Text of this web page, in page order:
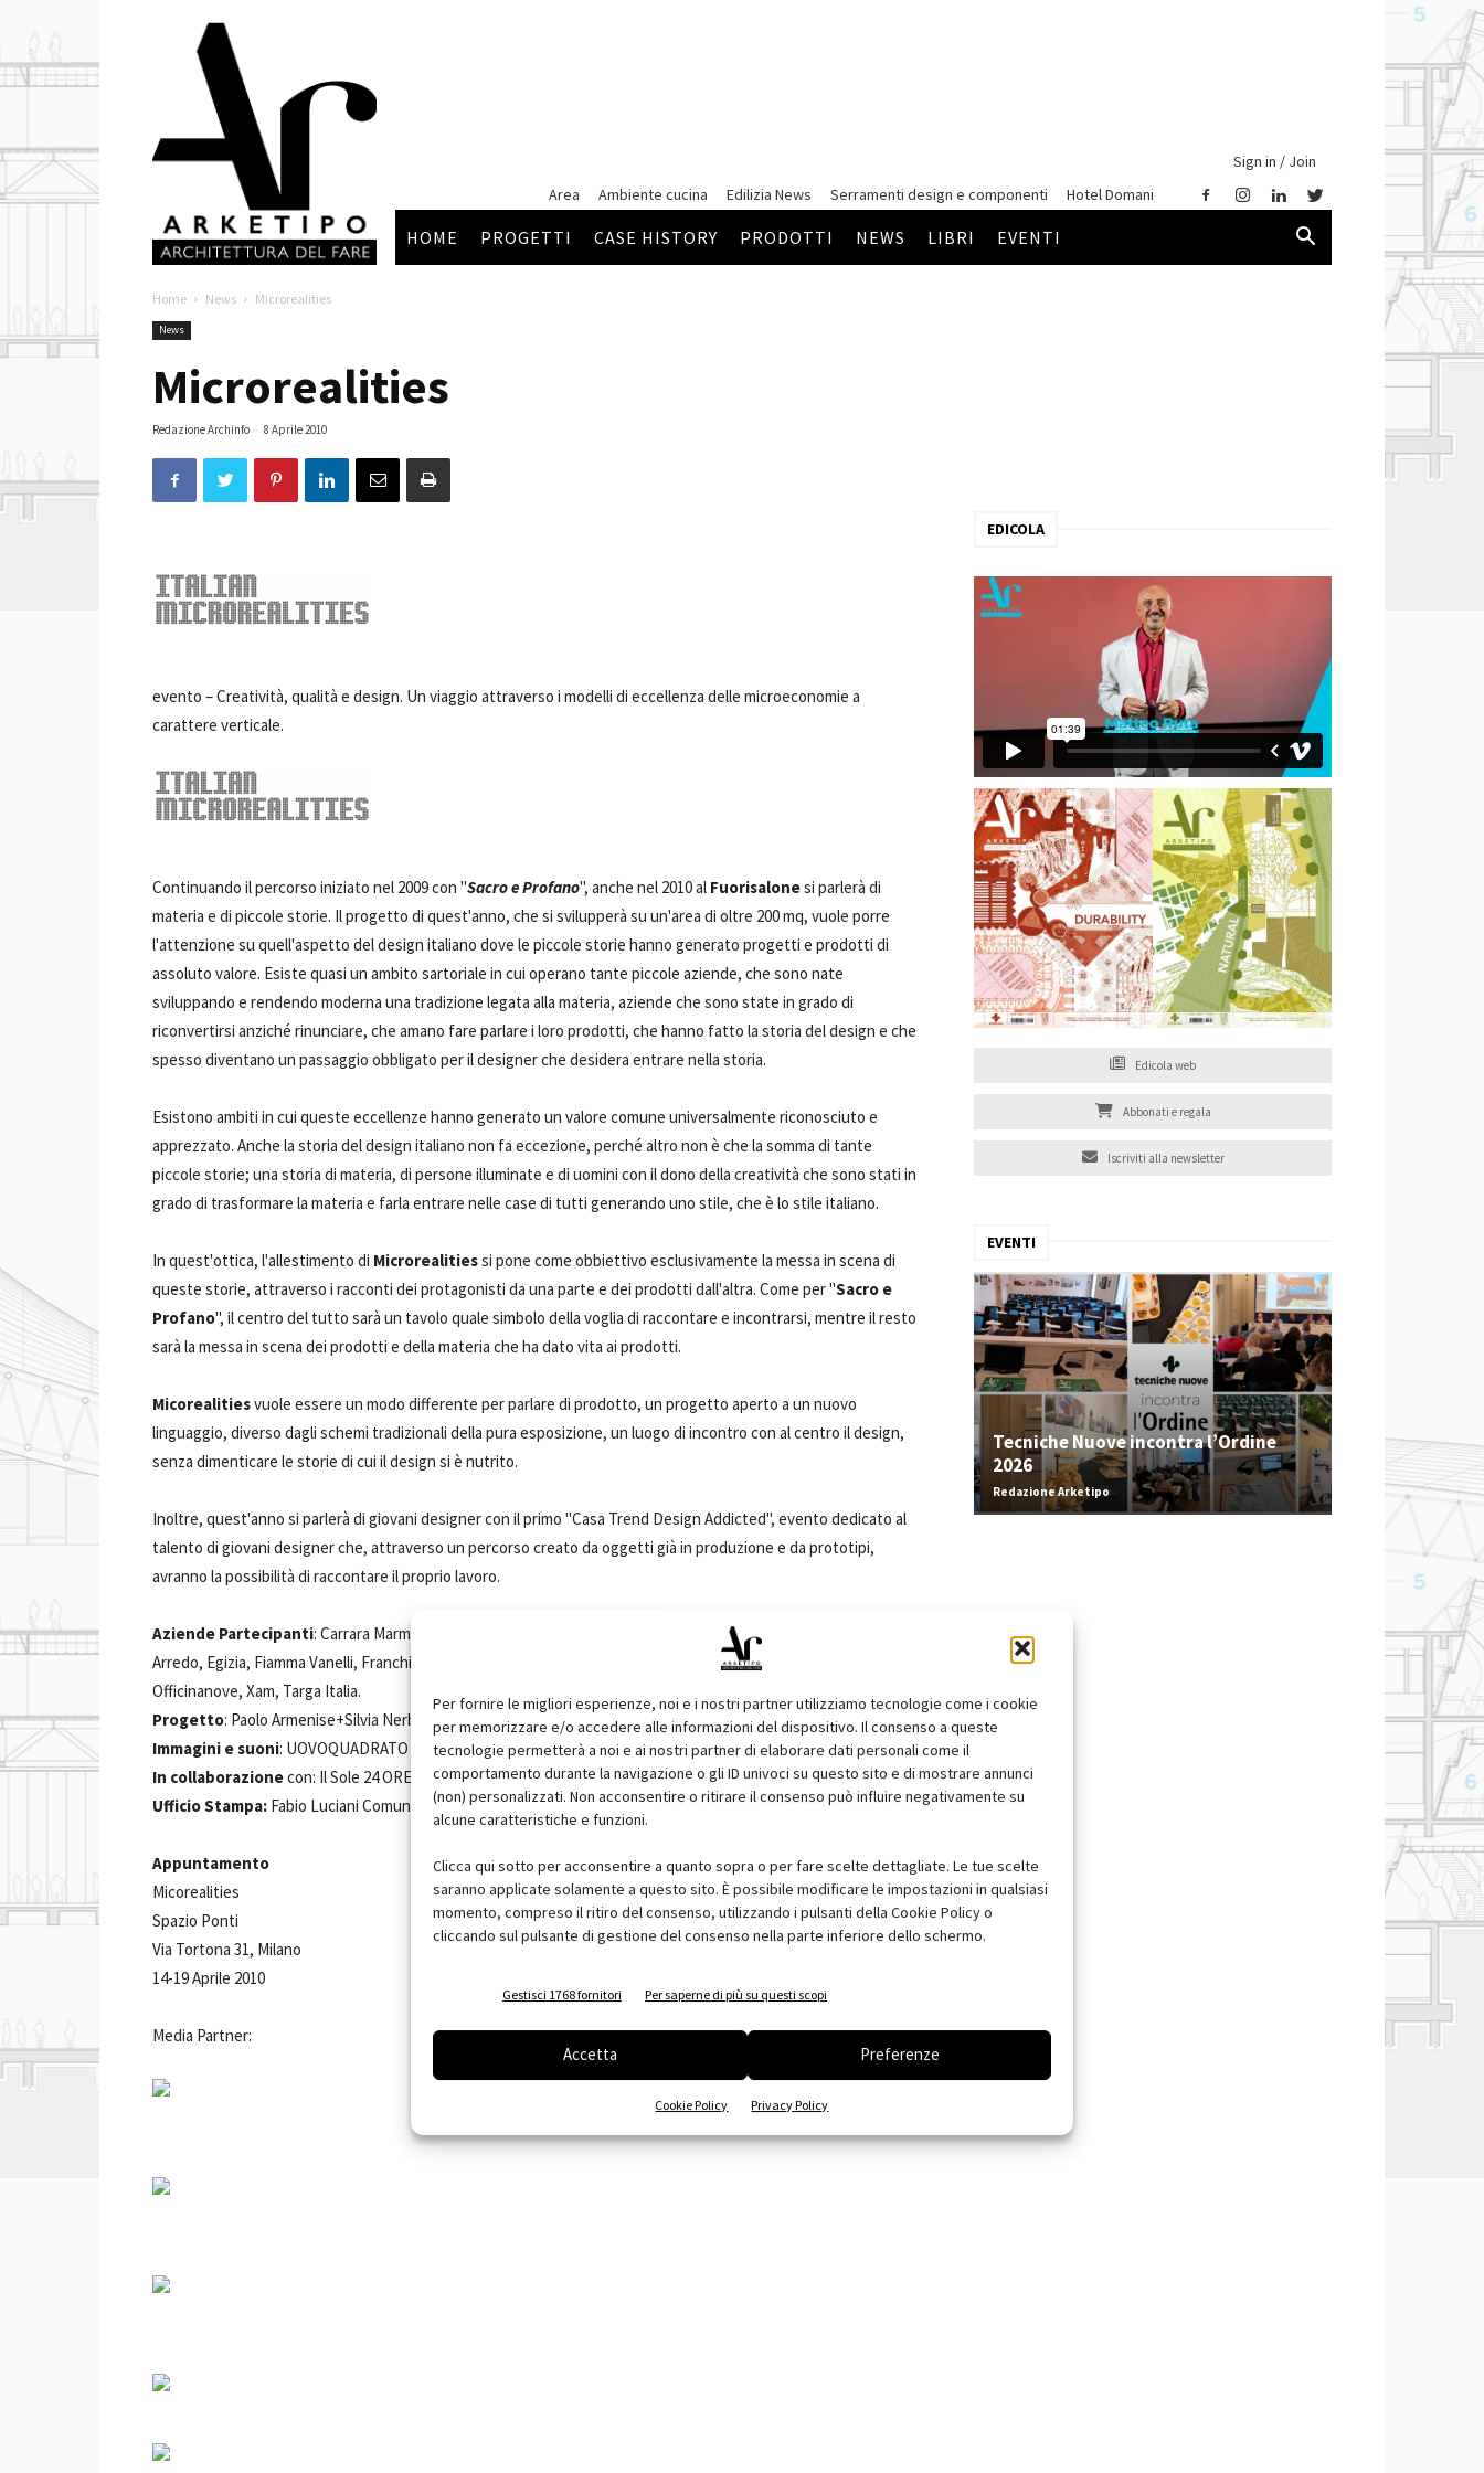
Per fornire le migliori esperienze, noi e i nostri partner utilizziamo tecnologie come i cookie
per memorizzare e/o accedere alle informazioni del dispositivo. Il consenso a queste
tecnologie permetterà a noi e ai nostri partner di elaborare dati personali come il
comportamento durante la navigazione o gli ID univoci su questo sito e di mostrare annunci
(non) personalizzati. Non acconsentire o ritirare il consenso può influire negativamente su
alcune caratteristiche e funzioni.
Clicca qui sotto per acconsentire a quanto sopra o per fare scelte dettagliate. Le tue scelte
saranno applicate solamente a questo sito. È possibile modificare le impostazioni in qualsiasi
momento, compreso il ritiro del consenso, utilizzando i pulsanti della Cookie Policy o
cliccando sul pulsante di gestione del consenso nella parte inferiore dello schermo.
Gestisci 1768 fornitori Per saperne di più su questi scopi
Accetta Preferenze
Cookie Policy Privacy Policy
Arketipo
Sign in / Join
Area
Ambiente cucina Edilizia News Serramenti design e componenti Hotel Domani
HOME PROGETTI CASE HISTORY PRODOTTI NEWS LIBRI EVENTI
Home News Microrealities
News
Microrealities
Redazione Archinfo - 8 Aprile 2010
evento –Creatività, qualità e design. Un viaggio attraverso i modelli di eccellenza delle microeconomie a
carattere verticale.
Continuando il percorso iniziato nel 2009 con "Sacro e Profano", anche nel 2010 al Fuorisalonesi parlerà di
materia e di piccole storie. Il progetto di quest'anno, che si svilupperà su un'area di oltre 200 mq, vuole porre
l'attenzione su quell'aspetto del design italiano dove le piccole storie hanno generato progetti e prodotti di
assoluto valore. Esiste quasi un ambito sartoriale in cui operano tante piccole aziende, che sono nate
sviluppando e rendendo moderna una tradizione legata alla materia, aziende che sono state in grado di
riconvertirsi anziché rinunciare, che amano fare parlare i loro prodotti, che hanno fatto la storia del design e che
spesso diventano un passaggio obbligato per il designer che desidera entrare nella storia.
Esistono ambiti in cui queste eccellenze hanno generato un valore comune universalmente riconosciuto e
apprezzato. Anche la storia del design italiano non fa eccezione, perché altro non è che la somma di tante
piccole storie; una storia di materia, di persone illuminate e di uomini con il dono della creatività che sono stati in
grado di trasformare la materia e farla entrare nelle case di tutti generando uno stile, che è lo stile italiano.
In quest'ottica, l'allestimento di Microrealitiessi pone come obbiettivo esclusivamente la messa in scena di
queste storie, attraverso i racconti dei protagonisti da una parte e dei prodotti dall'altra. Come per "Sacro e
Profano", il centro del tutto sarà un tavolo quale simbolo della voglia di raccontare e incontrarsi, mentre il resto
sarà la messa in scena dei prodotti e della materia che ha dato vita ai prodotti.
Micorealitiesvuole essere un modo differente per parlare di prodotto, un progetto aperto a un nuovo
linguaggio, diverso dagli schemi tradizionali della pura esposizione, un luogo di incontro con al centro il design,
senza dimenticare le storie di cui il design si è nutrito.
Inoltre, quest'anno si parlerà di giovani designer con il primo "Casa Trend Design Addicted", evento dedicato al
talento di giovani designer che, attraverso un percorso creato da oggetti già in produzione e da prototipi,
avranno la possibilità di raccontare il proprio lavoro.
Aziende Partecipanti: Carrara Marmotec 2010 (Main Sponsor), Antonio Lupi Design, Bitossi Ceramiche, Cuoio
Arredo, Egizia, Fiamma Vanelli, Franchi Umberto Marmi, L'Abbate, Marmi Carrara, Martinelli Luce, MyCore,
Officinanove, Xam, Targa Italia.
Progetto: Paolo Armenise+Silvia Nerbi
Immagini e suoni: UOVOQUADRATO
In collaborazionecon: Il Sole 24 ORE Business Media
Ufficio Stampa: Fabio Luciani Comunicazione d'Impresa
Appuntamento
Micorealities
Spazio Ponti
Via Tortona 31, Milano
14-19 Aprile 2010
Media Partner:
EDICOLA
Edicola web
Abbonati e regala
Iscriviti alla newsletter
EVENTI
Tecniche Nuove incontra l’Ordine
2026
Redazione Arketipo